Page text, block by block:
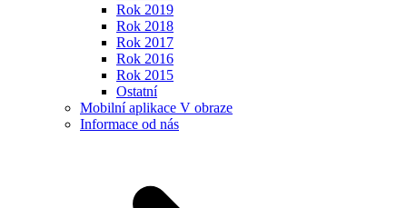
Rok 2019
Rok 2018
Rok 2017
Rok 2016
Rok 2015
Ostatní
Mobilní aplikace V obraze
Informace od nás